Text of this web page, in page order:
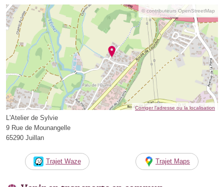
© contributeurs OpenStreetMap
Corriger l’adresse ou la localisation
L'Atelier de Sylvie
9 Rue de Mounangelle
65290 Juillan
Trajet Waze Trajet Maps